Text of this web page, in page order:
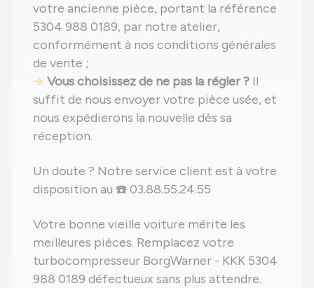
votre ancienne pièce, portant la référence
5304 988 0189, par notre atelier,
conformément à nos conditions générales
de vente ;
Vous choisissez de ne pas la régler ? Il
suffit de nous envoyer votre pièce usée, et
nous expédierons la nouvelle dès sa
réception.
Un doute ? Notre service client est à votre
disposition au ☎️ 03.88.55.24.55
Votre bonne vieille voiture mérite les
meilleures pièces. Remplacez votre
turbocompresseur BorgWarner - KKK 5304
988 0189 défectueux sans plus attendre.